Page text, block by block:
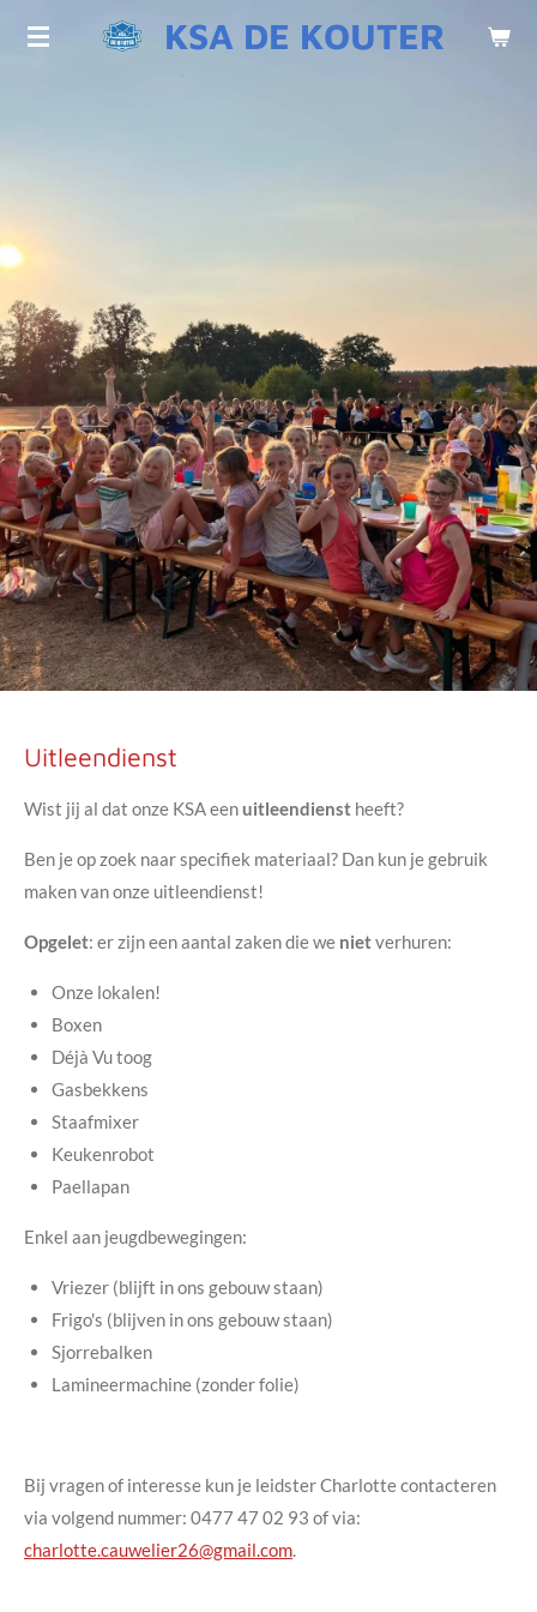
Ga
KSA DE KOUTER
Uitleendienst
Wist jij al dat onze KSA eenuitleendienst heeft?
Ben je op zoek naar specifiek materiaal? Dan kun je gebruik
maken van onze uitleendienst!
Opgelet: er zijn een aantal zaken die we nietverhuren:
Onze lokalen!
Boxen
Déjà Vu toog
Gasbekkens
Staafmixer
Keukenrobot
Paellapan
Enkel aan jeugdbewegingen:
Vriezer (blijft in ons gebouw staan)
Frigo's (blijven in ons gebouw staan)
Sjorrebalken
Lamineermachine (zonder folie)
Bij vragen of interesse kun je leidster Charlotte contacteren
via volgend nummer: 0477 47 02 93 of via:
charlotte.cauwelier26@gmail.com.